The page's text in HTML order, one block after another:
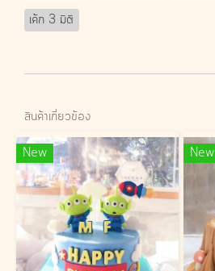
เค้ก 3 มิติ
สินค้าเกี่ยวข้อง
New New